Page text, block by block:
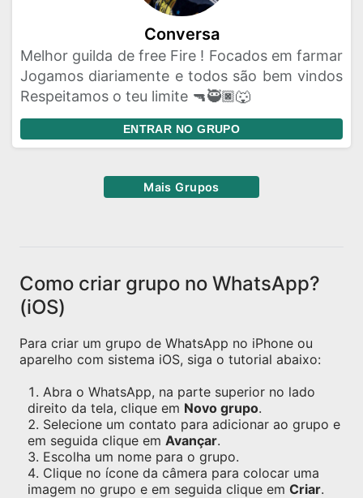
Conversa
Melhor guilda de free Fire ! Focados em farmar
Jogamos diariamente e todos são bem vindos
Respeitamos o teu limite 🔫🥷🏿🐺
ENTRAR NO GRUPO
Mais Grupos
Como criar grupo no WhatsApp?
(iOS)
Para criar um grupo de WhatsApp no iPhone ou
aparelho com sistema iOS, siga o tutorial abaixo:
Abra o WhatsApp, na parte superior no lado
direito da tela, clique em Novo grupo.
Selecione um contato para adicionar ao grupo e
em seguida clique em Avançar.
Escolha um nome para o grupo.
Clique no ícone da câmera para colocar uma
imagem no grupo e em seguida clique em Criar.